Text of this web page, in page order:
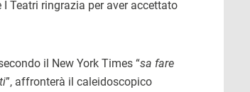
I Teatri ringrazia per aver accettato
il New York Times “sa fare
”, affronterà il caleidoscopico